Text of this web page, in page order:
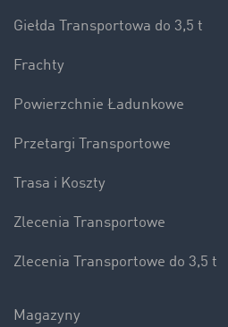
Giełda Transportowa do 3,5 t
Frachty
Powierzchnie Ładunkowe
Przetargi Transportowe
Trasa i Koszty
Zlecenia Transportowe
Zlecenia Transportowe do 3,5 t
Magazyny